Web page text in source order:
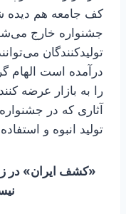
کف جامعه هم دیده
جشنواره خارج
تولیدکنندگان
درآمده است الهام
را به بازار عرضه
آثاری که در
تولید انبوه و
«کشف ایران» در